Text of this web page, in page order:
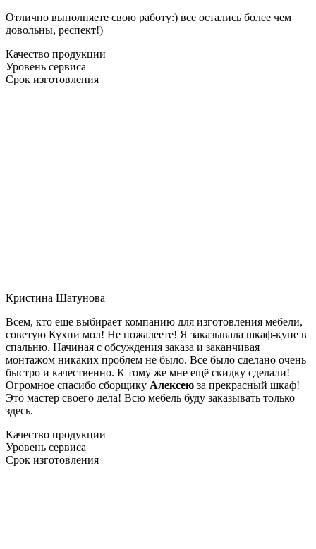
Отлично выполняете свою работу:) все остались более чем
довольны, респект!)
Качество продукции
Уровень сервиса
Срок изготовления
Кристина Шатунова
Всем, кто еще выбирает компанию для изготовления мебели,
советую Кухни мол! Не пожалеете! Я заказывала шкаф-купе в
спальню. Начиная с обсуждения заказа и заканчивая
монтажом никаких проблем не было. Все было сделано очень
быстро и качественно. К тому же мне ещё скидку сделали!
Огромное спасибо сборщику Алексею за прекрасный шкаф!
Это мастер своего дела! Всю мебель буду заказывать только
здесь.
Качество продукции
Уровень сервиса
Срок изготовления